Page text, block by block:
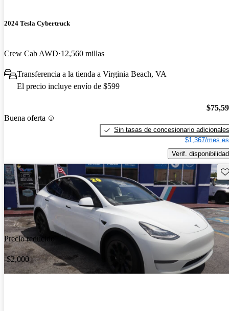
2024 Tesla Cybertruck
Crew Cab AWD 12,560 millas
Transferencia a la tienda a Virginia Beach, VA
El precio incluye envío de $599
Buena oferta
Sin tasas de concesionario adicionales
$1,367/mes
Verif. disponibilidad
Precio reducido
-$2,000